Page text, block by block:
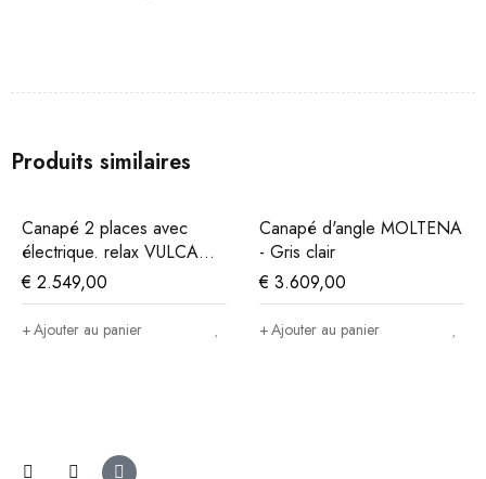
Produits similaires
Canapé 2 places avec
électrique. relax VULCANO
- Cuir beige
€ 2.549,00
Ajouter au panier
Canapé d'angle MOLTENA
- Gris clair
€ 3.609,00
Ajouter au panier